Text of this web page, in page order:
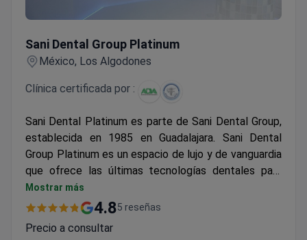
Sani Dental Group Platinum
México, Los Algodones
Clínica certificada por :
Sani Dental Platinum es parte de Sani Dental Group,
establecida en 1985 en Guadalajara. Sani Dental
Group Platinum es un espacio de lujo y de vanguardia
que ofrece las últimas tecnologías dentales para
renovar la sonrisa. La clínica es muy popular entre los
ciudadanos de América del Norte y Canadá.
Mostrar más
4.85 reseñas
Precio a consultar